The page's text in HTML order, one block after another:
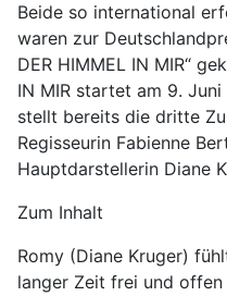
Beide so international
waren zur
DER HIMMEL IN MIR“
IN MIR startet am 9.
stellt bereits die dritte
Regisseurin Fabienne
Hauptdarstellerin Diane
Zum Inhalt
Romy (Diane Kruger)
langer Zeit frei und